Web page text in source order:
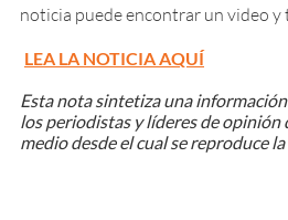
noticia puede encontrar un video
LEA LA NOTICIA AQUÍ
Esta nota sintetiza una
los periodistas y líderes de opinión
medio desde el cual se reproduce